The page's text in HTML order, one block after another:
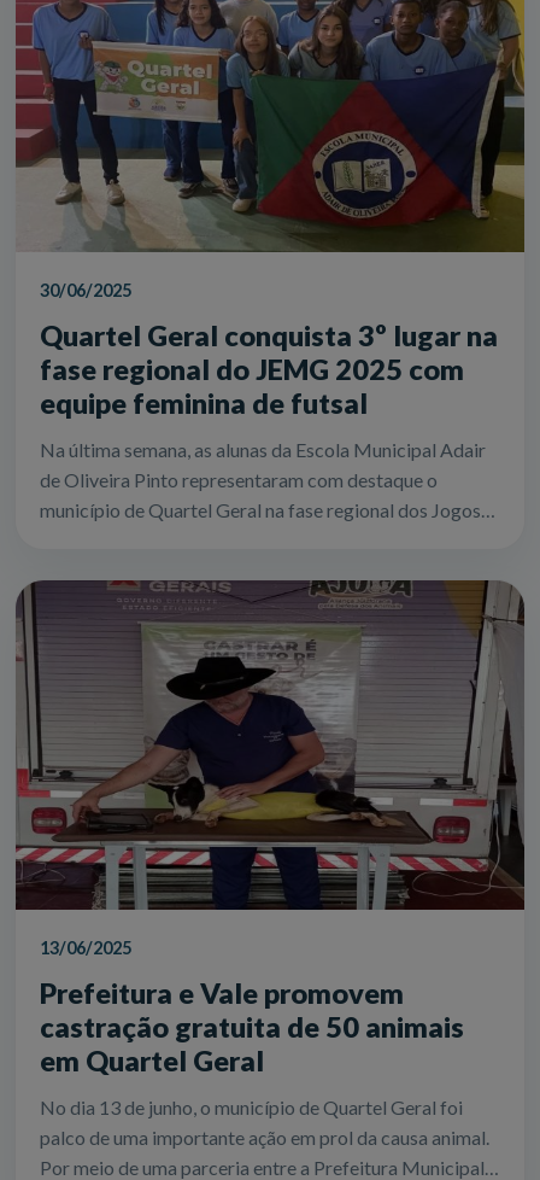
30/06/2025
Quartel Geral conquista 3º lugar na
fase regional do JEMG 2025 com
equipe feminina de futsal
Na última semana, as alunas da Escola Municipal Adair
de Oliveira Pinto representaram com destaque o
município de Quartel Geral na fase regional dos Jogos
13/06/2025
Prefeitura e Vale promovem
castração gratuita de 50 animais
em Quartel Geral
No dia 13 de junho, o município de Quartel Geral foi
palco de uma importante ação em prol da causa animal.
Por meio de uma parceria entre a Prefeitura Municipal,